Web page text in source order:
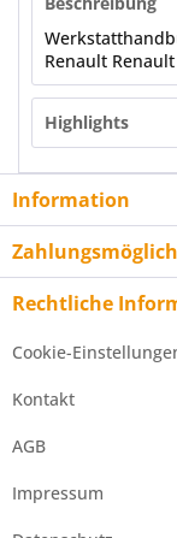
Renault Renault
Highlights
Information
Rechtliche
Cookie-
Kontakt
AGB
Impressum